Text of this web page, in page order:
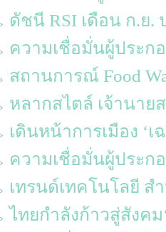
ดัชนี RSI เดือน ก.ย.
ความเชื่อมั่นผู้ประก
สถานการณ์ Food
หลากสไตล์ เจ้านาย
เดินหน้าการเมือง ‘เ
ความเชื่อมั่นผู้ประก
เทรนด์เทคโนโลยี ส
ไทยกำลังก้าวสู่สังคม